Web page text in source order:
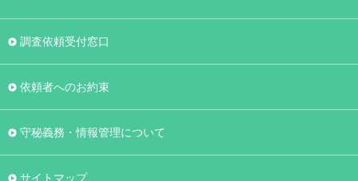
調査依頼受付窓口
依頼者へのお約束
守秘義務・情報管理について
サイトマップ